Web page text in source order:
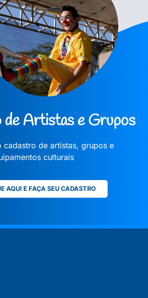
Artistas e Grupos
cadastro de artistas, grupos e
culturais
AQUI E FAÇA SEU CADASTRO